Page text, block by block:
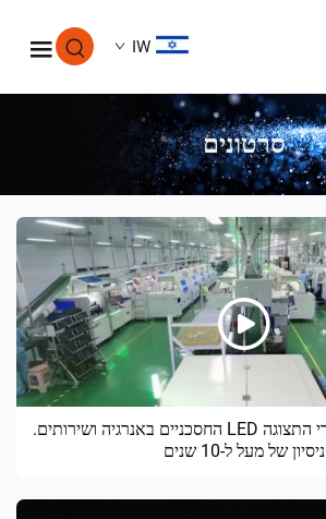
IW
סרטונים
אנו מציעים את מוצרי התצוגה LED החסכניים באנרגיה ושירותים.
ניסיון של מעל ל-10 שנים